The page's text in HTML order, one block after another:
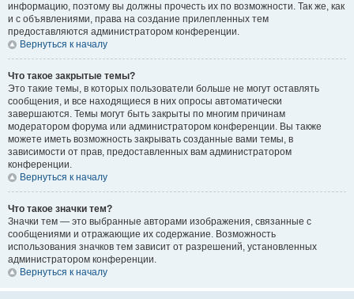
информацию, поэтому вы должны прочесть их по возможности. Так же, как
и с объявлениями, права на создание прилепленных тем
предоставляются администратором конференции.
Вернуться к началу
Что такое закрытые темы?
Это такие темы, в которых пользователи больше не могут оставлять
сообщения, и все находящиеся в них опросы автоматически
завершаются. Темы могут быть закрыты по многим причинам
модератором форума или администратором конференции. Вы также
можете иметь возможность закрывать созданные вами темы, в
зависимости от прав, предоставленных вам администратором
конференции.
Вернуться к началу
Что такое значки тем?
Значки тем — это выбранные авторами изображения, связанные с
сообщениями и отражающие их содержание. Возможность
использования значков тем зависит от разрешений, установленных
администратором конференции.
Вернуться к началу